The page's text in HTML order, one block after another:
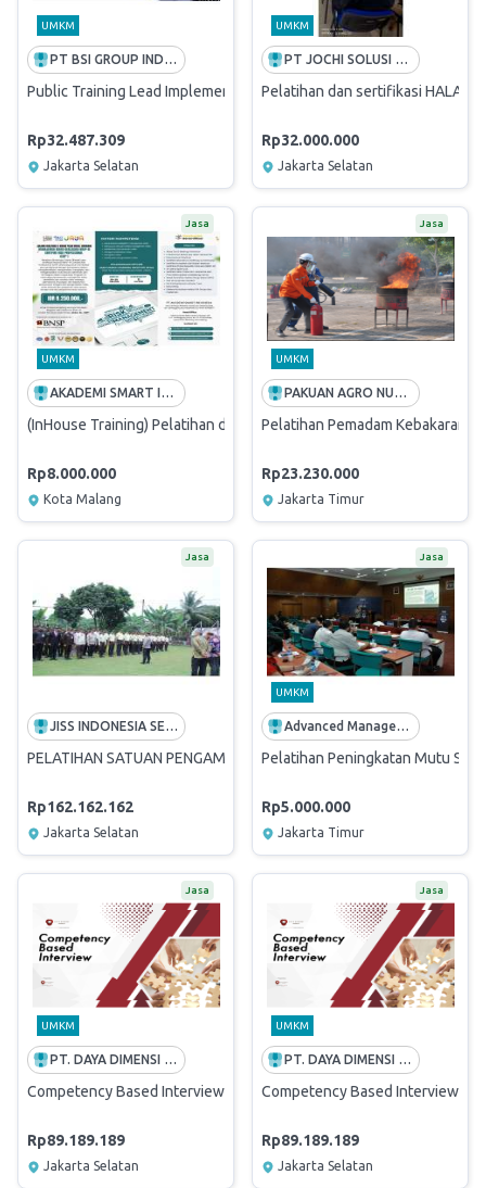
UMKM
PT BSI GROUP INDONESIA
Public Training Lead Implementer ISO/IEC 27001:2022
Rp32.487.309
Jakarta Selatan
UMKM
PT JOCHI SOLUSI MANAJEMEN
Pelatihan dan sertifikasi HALAL
Rp32.000.000
Jakarta Selatan
Jasa
UMKM
AKADEMI SMART INDONESIA
(InHouse Training) Pelatihan dan Sertifikasi Nasional BNSP-RI & OJK
Rp8.000.000
Kota Malang
Jasa
UMKM
PAKUAN AGRO NUSANTARA
Pelatihan Pemadam Kebakaran
Rp23.230.000
Jakarta Timur
Jasa
JISS INDONESIA SEJAHTERA
PELATIHAN SATUAN PENGAMANAN
Rp162.162.162
Jakarta Selatan
Jasa
UMKM
Advanced Management
Pelatihan Peningkatan Mutu SDM
Rp5.000.000
Jakarta Timur
Jasa
UMKM
PT. DAYA DIMENSI INDONESIA
Competency Based Interview Workshop (6 Agustus sd 7 Agustus
Rp89.189.189
Jakarta Selatan
Jasa
UMKM
PT. DAYA DIMENSI INDONESIA
Competency Based Interview
Rp89.189.189
Jakarta Selatan